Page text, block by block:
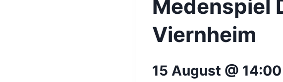
Medenspiel
Viernheim
15 August @ 14:00